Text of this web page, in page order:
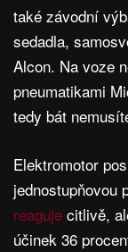
také závodní
sedadla,
Alcon. Na voze
pneumatikami
tedy bát
Elektromotor
jednostupňovou
reaguje citlivě,
účinek 36